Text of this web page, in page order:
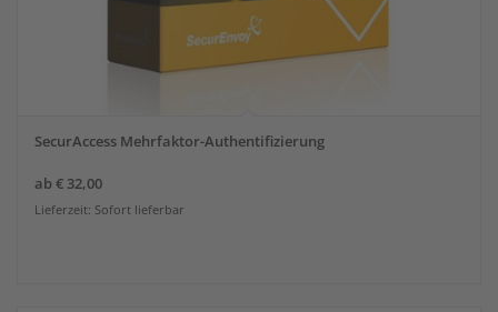
SecurAccess Mehrfaktor-Authentifizierung
ab€ 32,00
Lieferzeit: Sofort lieferbar